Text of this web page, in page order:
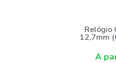
Relógio
12,7mm
A